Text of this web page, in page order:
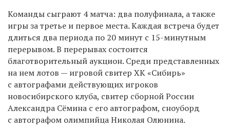
Команды сыграют 4 матча: два полуфинала, а также
игры за третье и первое места. Каждая встреча будет
длиться два периода по 20 минут с 15-минутным
перерывом. В перерывах состоится
благотворительный аукцион. Среди представленных
на нем лотов — игровой свитер ХК «Сибирь»
с автографами действующих игроков
новосибирского клуба, свитер сборной России
Александра Сёмина с его автографом, сноуборд
с автографом олимпийца Николая Олюнина.